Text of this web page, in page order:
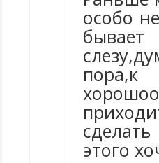
особо
бывает
этого